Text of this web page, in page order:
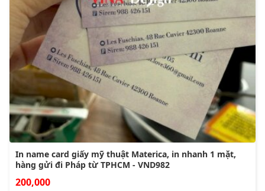
In name card giấy mỹ thuật Materica, in nhanh 1 mặt,
hàng gửi đi Pháp từ TPHCM - VND982
200,000